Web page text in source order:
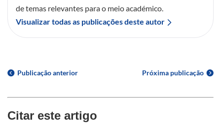
de temas relevantes para o meio académico.
Visualizar todas as publicações deste autor
Publicação anterior Próxima publicação
Citar este artigo